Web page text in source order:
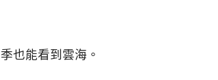
也能看到雲海。